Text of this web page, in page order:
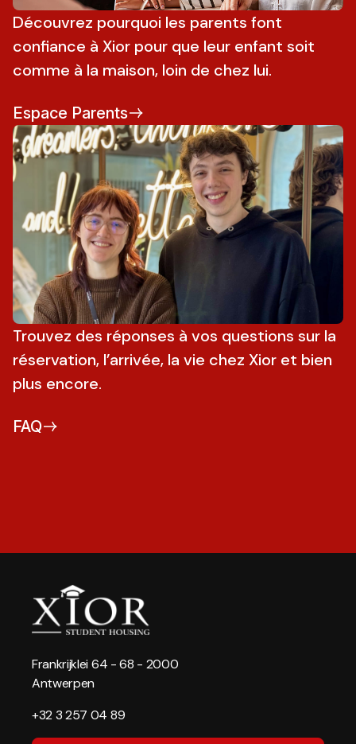
Découvrez pourquoi les parents font
confiance à Xior pour que leur enfant soit
comme à la maison, loin de chez lui.
Espace Parents
Trouvez des réponses à vos questions sur la
réservation, l’arrivée, la vie chez Xior et bien
plus encore.
FAQ
Frankrijklei 64 - 68 - 2000
Antwerpen
+32 3 257 04 89